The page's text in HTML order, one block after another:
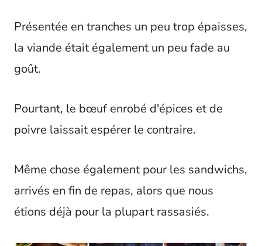
Présentée en tranches un peu trop épaisses,
la viande était également un peu fade au
goût.
Pourtant, le bœuf enrobé d'épices et de
poivre laissait espérer le contraire.
Même chose également pour les sandwichs,
arrivés en fin de repas, alors que nous
étions déjà pour la plupart rassasiés.